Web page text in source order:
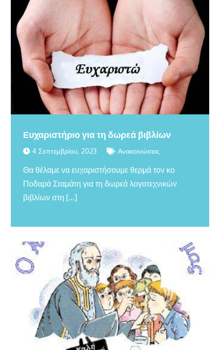
Ευχαριστήριο για τη δωρεά βιβλίων
4 Σεπτεμβρίου, 2023 Ανακοινώσεις
Θα θέλαμε να ευχαριστήσουμε θερμά τον κο
Ποδαρά Σταμάτη για τη δωρεά λογοτεχνικών
βιβλίων στη […]